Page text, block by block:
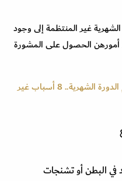
غير المنتظمة إلى وجود
أمورهن الحصول على المشورة
أسباب عدم انتظام الدورة الشهرية.. 8 أسباب غير
في البطن أو تشنجات